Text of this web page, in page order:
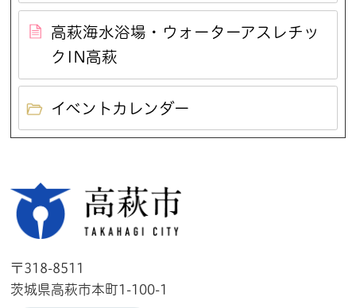
高萩海水浴場・ウォーターアスレチッ
クIN高萩
イベントカレンダー
〒318-8511
茨城県高萩市本町1-100-1